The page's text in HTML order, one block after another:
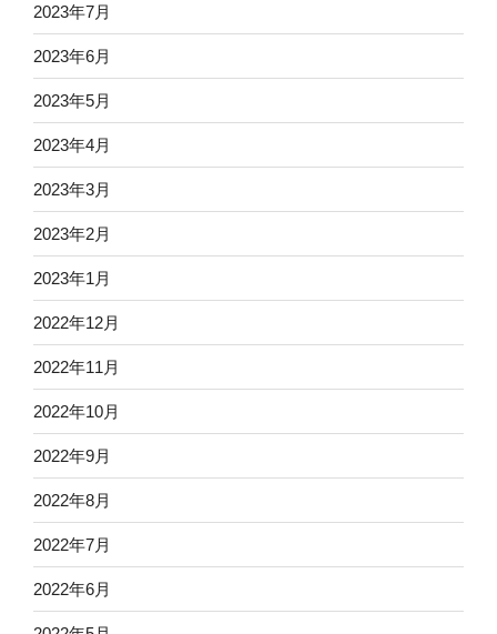
2023年7月
2023年6月
2023年5月
2023年4月
2023年3月
2023年2月
2023年1月
2022年12月
2022年11月
2022年10月
2022年9月
2022年8月
2022年7月
2022年6月